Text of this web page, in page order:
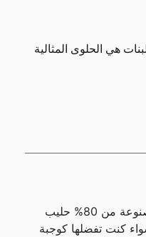
هي الحلوى المثالية
حلوى لذيذة وغنية ، دانيت مصنوعة من 80% حليب
كنت تفضلها كوجبة